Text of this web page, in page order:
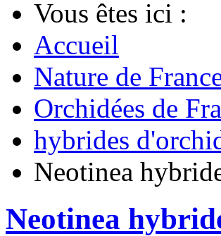
Vous êtes ici :
Accueil
Nature de
Orchidées de
hybrides
Neotinea
Neotinea